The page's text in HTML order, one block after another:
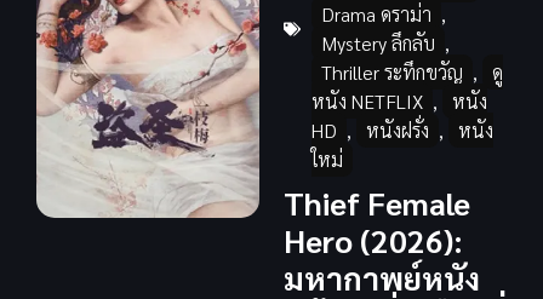
Drama ดราม่า ,
Mystery ลึกลับ ,
Thriller ระทึกขวัญ ,
ดู
หนัง NETFLIX ,
หนัง
HD , หนังฝรั่ง ,
หนัง
ใหม่
Thief Female
Hero (2026):
มหากาพย์หนัง